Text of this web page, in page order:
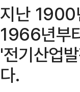
지난 1900
1966년부
'전기산업
다.